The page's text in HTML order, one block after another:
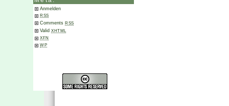
Anmelden
RSS
Comments RSS
Valid XHTML
XFN
WP